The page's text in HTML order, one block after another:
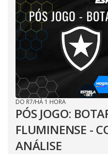
DO R7/HÁ 1 HORA
PÓS JOGO:
FLUMINENSE -
ANÁLISE